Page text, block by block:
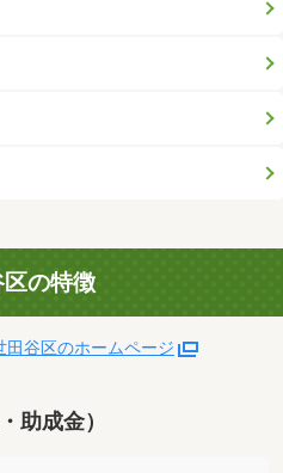
の特徴
田谷区のホームページ
助成金）